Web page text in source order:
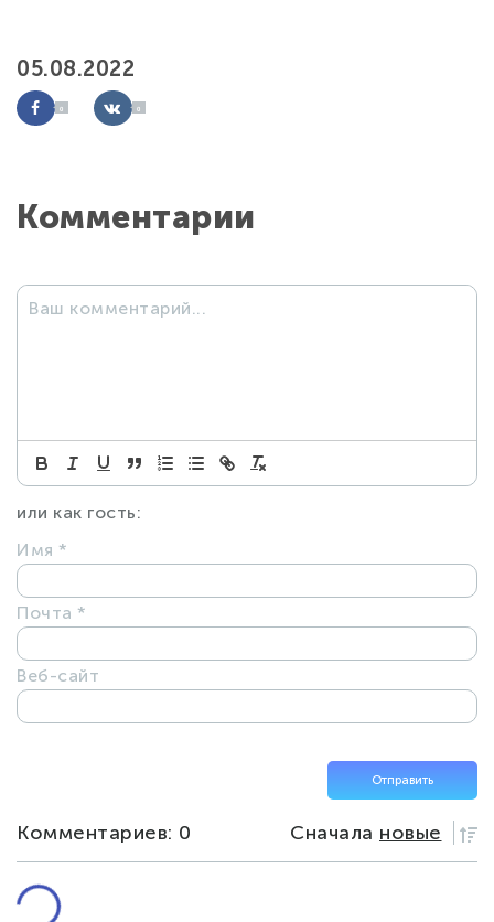
05.08.2022
0 0
Комментарии
или как гость:
Имя *
Почта *
Веб-сайт
Комментариев: 0 Сначала новые